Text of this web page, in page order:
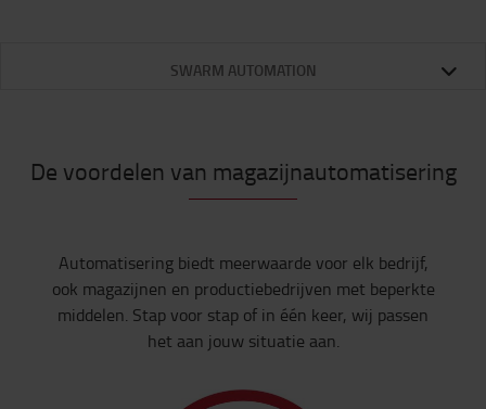
SWARM AUTOMATION
De voordelen van magazijnautomatisering
Automatisering biedt meerwaarde voor elk bedrijf,
ook magazijnen en productiebedrijven met beperkte
middelen. Stap voor stap of in één keer, wij passen
het aan jouw situatie aan.